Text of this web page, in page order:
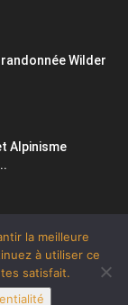
Wilder
Alpinisme
la meilleure
à utiliser ce
satisfait.